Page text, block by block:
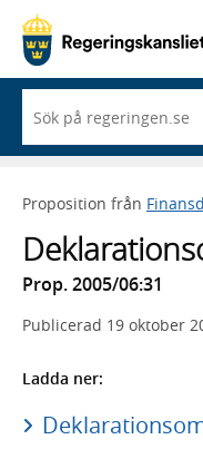
du
börjar
skriva
framträder
lista
med
sökförslag
Proposition från
Prop. 2005/06:31
Publicerad 19 oktober
Ladda ner: